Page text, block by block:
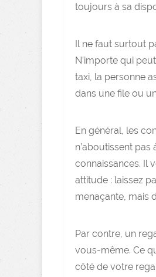
toujours à sa
Il ne faut surtout
N’importe qui
taxi, la personne
dans une file ou
En général, les
n’aboutissent pas
connaissances. Il
attitude : laissez
menaçante, mais
Par contre, un
vous-même. Ce
côté de votre